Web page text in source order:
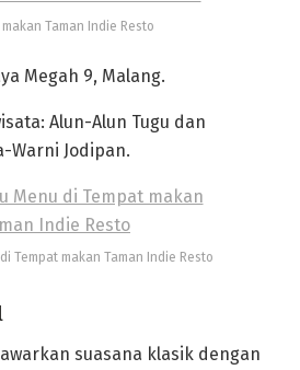
Taman Indie Resto
Megah 9, Malang.
Alun-Alun Tugu dan
Warni Jodipan.
Tempat makan Taman Indie Resto
suasana klasik dengan